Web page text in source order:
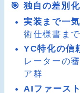
🎯 独自の差別
実装まで一
術仕様書ま
YC特化の信
レーターの
ア群
AIファース